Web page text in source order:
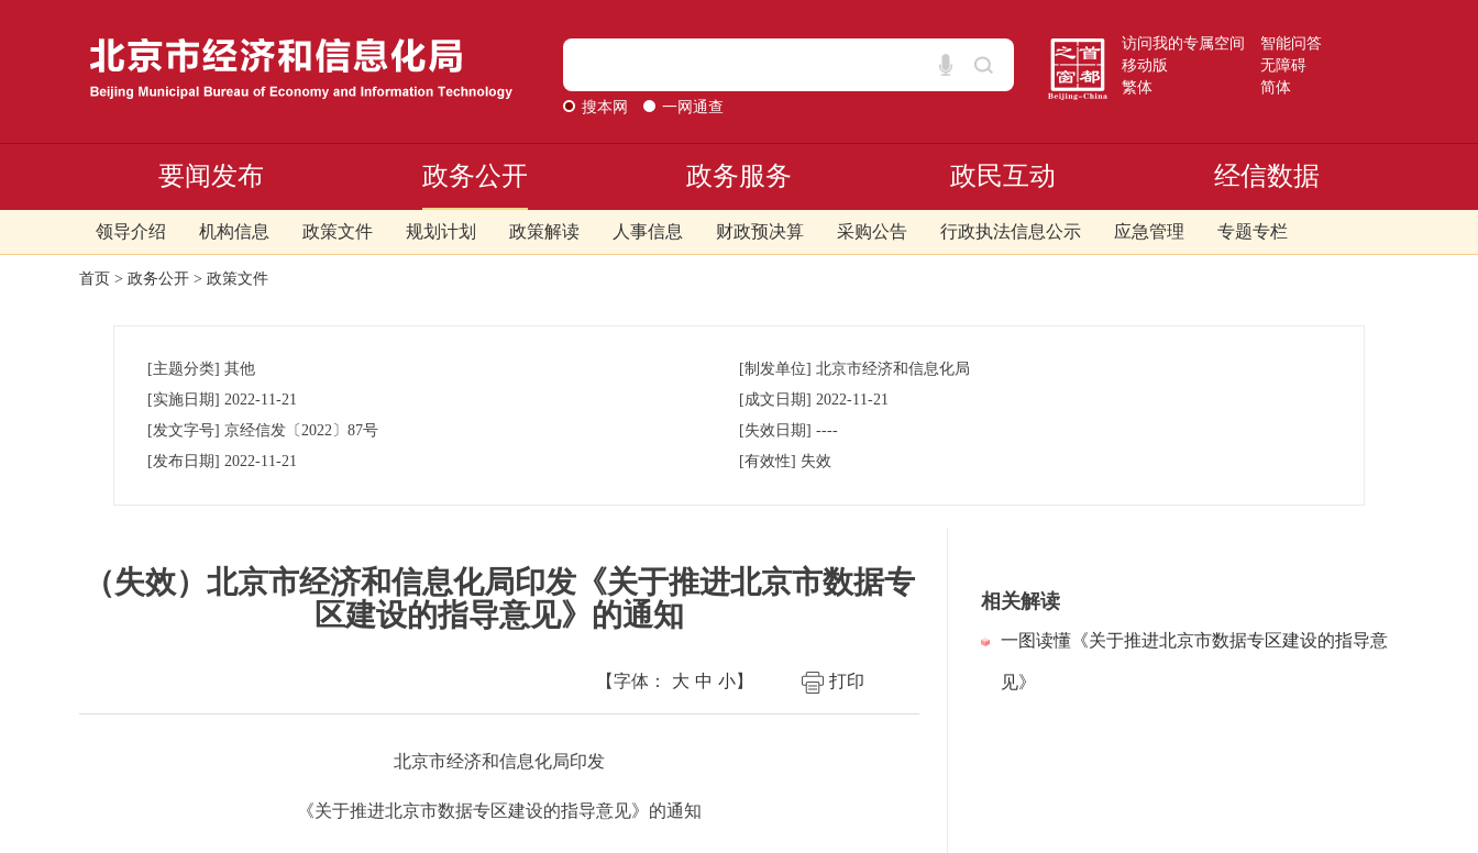
搜本网 一网通查
访问我的专属空间
智能问答
移动版
无障碍
繁体
简体
要闻发布 政务公开
领导介绍 机构信息 政策文件 规划计划 政策解读 人事信息 财政预决算 采购公告 行政执法信息公示 应急管理 专题专栏
政务服务 政民互动 经信数据
首页 > 政务公开 > 政策文件
[主题分类] 其他 [制发单位] 北京市经济和信息化局
[实施日期] 2022-11-21 [成文日期] 2022-11-21
[发文字号] 京经信发 〔2022〕 87号 [失效日期] ----
[发布日期] 2022-11-21 [有效性] 失效
（失效）北京市经济和信息化局印发《关于推进北京市数据专
区建设的指导意见》的通知
【字体： 大 中 小】 打印
北京市经济和信息化局印发
《关于推进北京市数据专区建设的指导意见》的通知
相关解读
一图读懂《关于推进北京市数据专区建设的指导意
见》